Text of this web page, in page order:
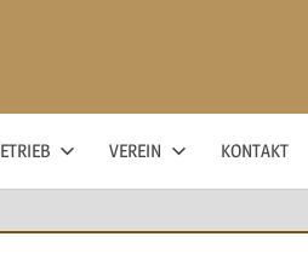
VEREIN KONTAKT